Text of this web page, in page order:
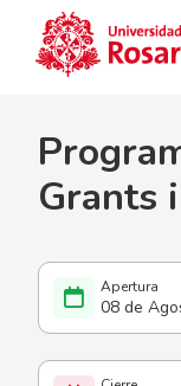
08 de
Grants